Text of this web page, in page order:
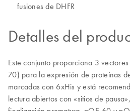
fusiones de DHFR
Detalles del
Este conjunto proporciona 3
70) para la expresión de proteínas
marcadas con 6xHis y está
lectura abiertos con «sitios de